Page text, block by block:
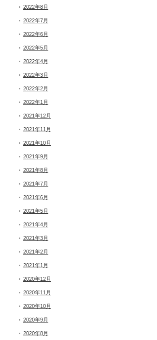
2022年8月
2022年7月
2022年6月
2022年5月
2022年4月
2022年3月
2022年2月
2022年1月
2021年12月
2021年11月
2021年10月
2021年9月
2021年8月
2021年7月
2021年6月
2021年5月
2021年4月
2021年3月
2021年2月
2021年1月
2020年12月
2020年11月
2020年10月
2020年9月
2020年8月